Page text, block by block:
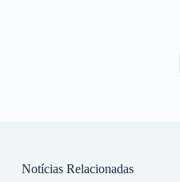
Notícias Relacionadas